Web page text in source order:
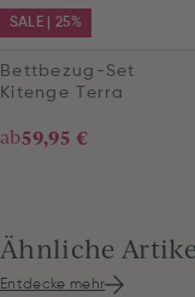
SALE | 25%
Bettbezug-Set
Kitenge Terra
ab59,95 €
Ähnliche
Entdecke mehr